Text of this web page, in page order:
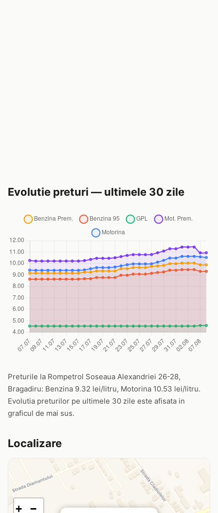
Evolutie preturi — ultimele 30 zile
Preturile la Rompetrol Soseaua Alexandriei 26-28,
Bragadiru: Benzina 9.32 lei/litru, Motorina 10.53 lei/litru.
Evolutia preturilor pe ultimele 30 zile este afisata in
graficul de mai sus.
Localizare
+ −